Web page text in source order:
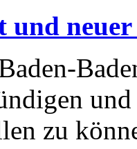
und
zu